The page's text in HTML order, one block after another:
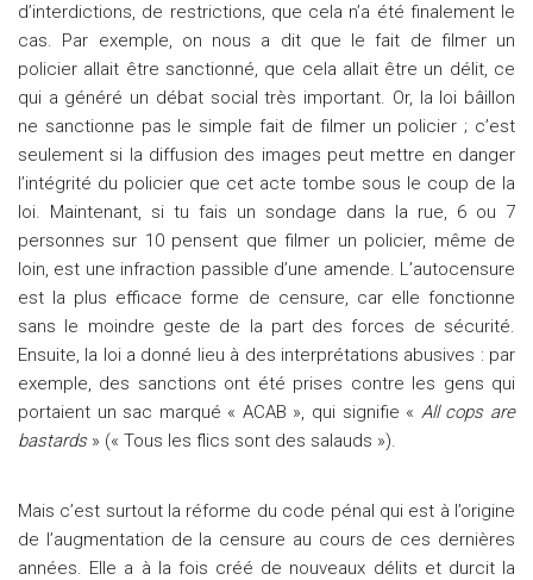
d’interdictions, de restrictions, que cela n’a été finalement le
cas. Par exemple, on nous a dit que le fait de filmer un
policier allait être sanctionné, que cela allait être un délit, ce
qui a généré un débat social très important. Or, la loi bâillon
ne sanctionne pas le simple fait de filmer un policier ; c’est
seulement si la diffusion des images peut mettre en danger
l’intégrité du policier que cet acte tombe sous le coup de la
loi. Maintenant, si tu fais un sondage dans la rue, 6 ou 7
personnes sur 10 pensent que filmer un policier, même de
loin, est une infraction passible d’une amende. L’autocensure
est la plus efficace forme de censure, car elle fonctionne
sans le moindre geste de la part des forces de sécurité.
Ensuite, la loi a donné lieu à des interprétations abusives : par
exemple, des sanctions ont été prises contre les gens qui
portaient un sac marqué « ACAB », qui signifie « All cops are
bastards» (« Tous les flics sont des salauds »).
Mais c’est surtout la réforme du code pénal qui est à l’origine
de l’augmentation de la censure au cours de ces dernières
années. Elle a à la fois créé de nouveaux délits et durcit la